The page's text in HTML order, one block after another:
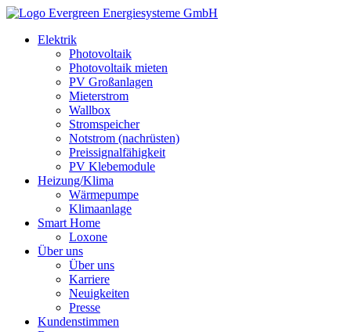
Elektrik
Photovoltaik
Photovoltaik mieten
PV Großanlagen
Mieterstrom
Wallbox
Stromspeicher
Notstrom (nachrüsten)
Preissignalfähigkeit
PV Klebemodule
Heizung/Klima
Wärmepumpe
Klimaanlage
Smart Home
Loxone
Über uns
Über uns
Karriere
Neuigkeiten
Presse
Kundenstimmen